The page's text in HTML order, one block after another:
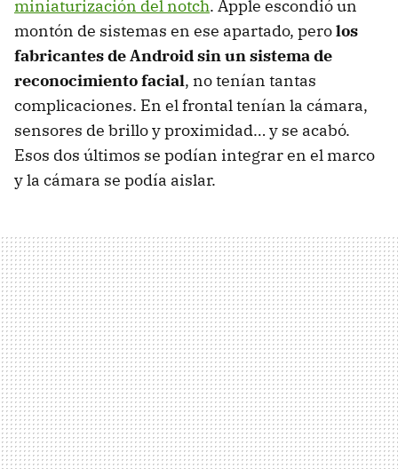
miniaturización del notch. Apple escondió un
montón de sistemas en ese apartado, perolos
fabricantes de Android sin un sistema de
reconocimiento facial, no tenían tantas
complicaciones. En el frontal tenían la cámara,
sensores de brillo y proximidad… y se acabó.
Esos dos últimos se podían integrar en el marco
y la cámara se podía aislar.